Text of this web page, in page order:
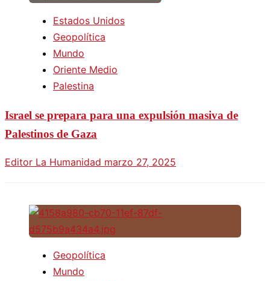
Estados Unidos
Geopolítica
Mundo
Oriente Medio
Palestina
Israel se prepara para una expulsión masiva de
Palestinos de Gaza
Editor La Humanidad marzo 27, 2025
Geopolítica
Mundo